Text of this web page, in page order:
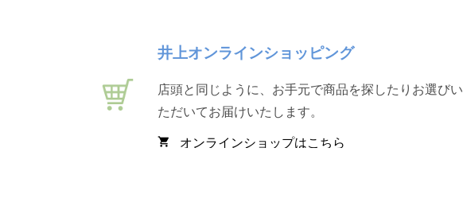
井上オンラインショッピング
店頭と同じように、お手元で商品を探したりお選びい
ただいてお届けいたします。
shopping_cart オンラインショップはこちら